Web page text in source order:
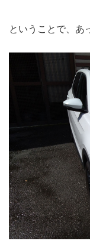
ということで、あ